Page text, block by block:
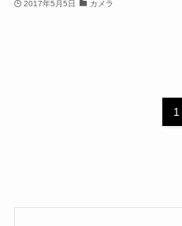
2017年5月5日 カメラ
1